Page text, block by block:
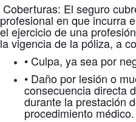
Coberturas: El seguro
profesional en que incurra
el ejercicio de una
la vigencia de la póliza, a
• Culpa, ya sea por
• Daño por lesión o
consecuencia directa
durante la prestación
procedimiento médico.